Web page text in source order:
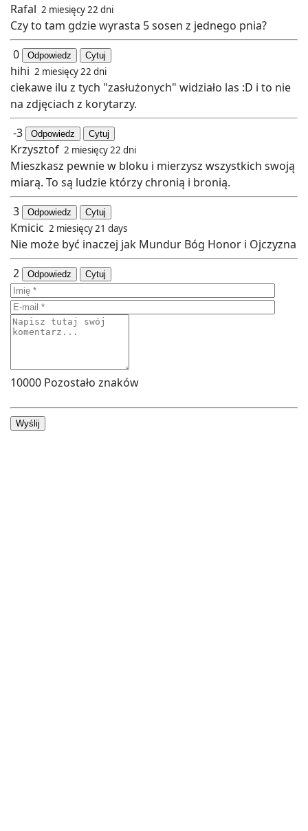
Rafal 2 miesięcy 22 dni
Czy to tam gdzie wyrasta 5 sosen z jednego pnia?
0
Odpowiedz Cytuj
hihi 2 miesięcy 22 dni
ciekawe ilu z tych "zasłużonych" widziało las :D i to nie
na zdjęciach z korytarzy.
-3
Odpowiedz Cytuj
Krzysztof 2 miesięcy 22 dni
Mieszkasz pewnie w bloku i mierzysz wszystkich swoją
miarą. To są ludzie którzy chronią i bronią.
3
Odpowiedz Cytuj
Kmicic 2 miesięcy 21 days
Nie może być inaczej jak Mundur Bóg Honor i Ojczyzna
2
Odpowiedz Cytuj
10000 Pozostało znaków
Wyślij